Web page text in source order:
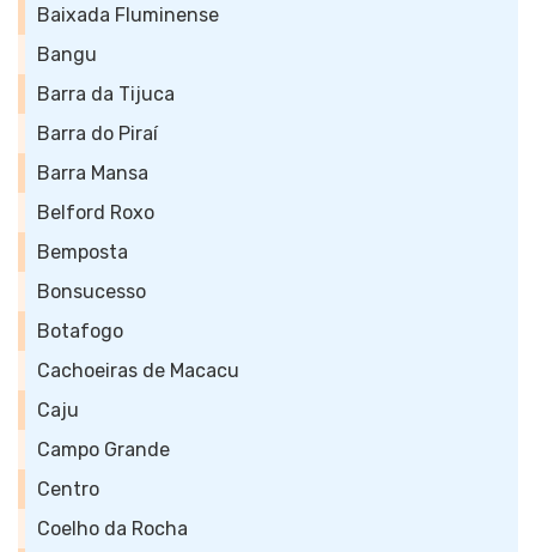
Baixada Fluminense
Bangu
Barra da Tijuca
Barra do Piraí
Barra Mansa
Belford Roxo
Bemposta
Bonsucesso
Botafogo
Cachoeiras de Macacu
Caju
Campo Grande
Centro
Coelho da Rocha